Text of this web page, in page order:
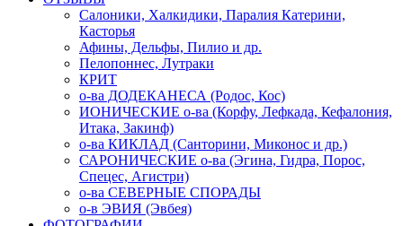
Салоники, Халкидики, Паралия Катерини,
Касторья
Афины, Дельфы, Пилио и др.
Пелопоннес, Лутраки
КРИТ
о-ва ДОДЕКАНЕСА (Родос, Кос)
ИОНИЧЕСКИЕ о-ва (Корфу, Лефкада, Кефалония,
Итака, Закинф)
о-ва КИКЛАД (Санторини, Миконос и др.)
САРОНИЧЕСКИЕ о-ва (Эгина, Гидра, Порос,
Спецес, Агистри)
о-ва СЕВЕРНЫЕ СПОРАДЫ
о-в ЭВИЯ (Эвбея)